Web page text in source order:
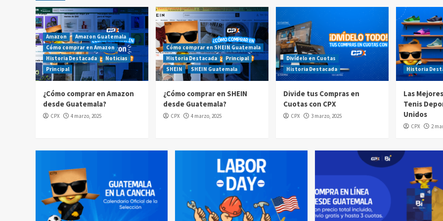
Amazon
Amazon Guatemala
Cómo comprar en Amazon
Historia Destacada
Noticias
Principal
¿Cómo comprar en Amazon
desde Guatemala?
CPX 4 marzo, 2025
Cómo comprar en SHEIN Guatemala
Historia Destacada
Principal
SHEIN
SHEIN Guatemala
¿Cómo comprar en SHEIN
desde Guatemala?
CPX 4 marzo, 2025
Divídelo en Cuotas
Historia Destacada
Divide tus Compras en
Cuotas con CPX
CPX 3 marzo, 2025
Historia
Las
Tenis
Unidos
CPX 2